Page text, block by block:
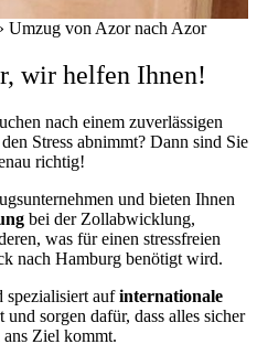
Umzug von Azor nach Azor
wir helfen Ihnen!
nach einem zuverlässigen
Stress abnimmt? Dann sind Sie
richtig!
und bieten Ihnen
bei der Zollabwicklung,
was für einen stressfreien
nach Hamburg benötigt wird.
spezialisiert aufinternationale
sorgen dafür, dass alles sicher
Ziel kommt.